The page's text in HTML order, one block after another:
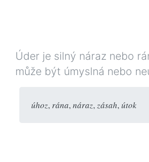
Úder je silný náraz nebo
může být úmyslná nebo
úhoz, rána,náraz,zásah,útok